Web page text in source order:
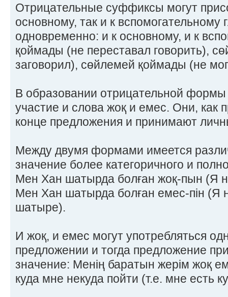
Отрицательные суффиксы могут
основному, так и к вспомогательному
одновременно: и к основному, и к
қоймады (не переставал говорить),
заговорил), сөйлемей қоймады (не
В образовании отрицательной
участие и слова жоқ и емес. Они, как
конце предложения и принимают
Между двумя формами имеется
значение более категоричного и
Мен Хан шатырда болған жоқ-пын (Я
Мен Хан шатырда болған емес-пін (Я
шатыре).
И жоқ, и емес могут употребляться
предложении и тогда предложение
значение: Менің баратын жерім жоқ
куда мне некуда пойти (т.е. мне есть